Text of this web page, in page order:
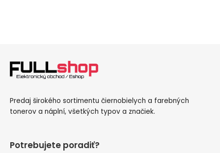
Predaj širokého sortimentu čiernobielych a farebných
tonerov a náplní, všetkých typov a značiek.
Potrebujete poradiť?